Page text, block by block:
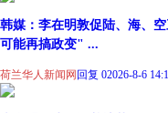
韩媒：李在明敦促陆、海、
可能再搞政变" ...
荷兰华人新闻网 回复 02026-8-6